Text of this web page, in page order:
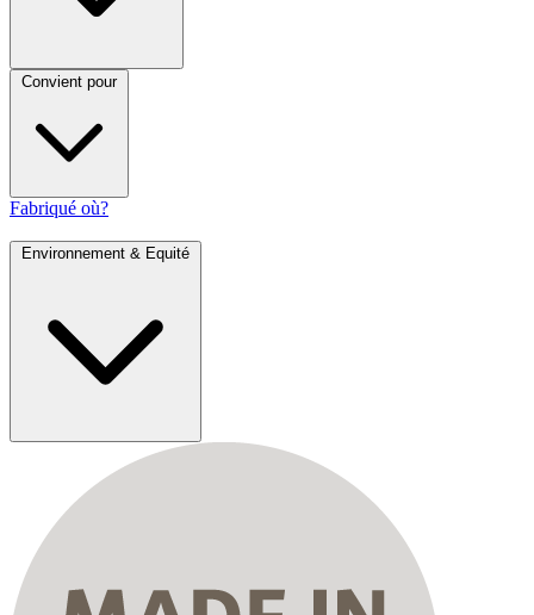
Convient pour
Fabriqué où?
Environnement & Equité